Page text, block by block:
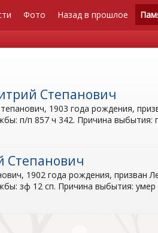
Фото Назад в прошлое
Степанович
1903 года рождения,
п/п 857 ч 342. Причина выбытия:
Степанович
1902 года рождения, призван
зф 12 сп. Причина выбытия: умер